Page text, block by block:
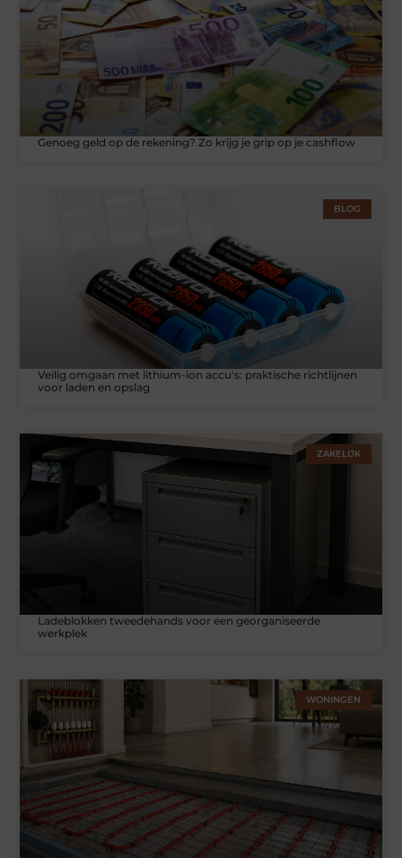
Genoeg geld op de rekening? Zo krijg je grip op je cashflow
BLOG
Veilig omgaan met lithium-ion accu's: praktische richtlijnen
voor laden en opslag
ZAKELIJK
Ladeblokken tweedehands voor een georganiseerde
werkplek
WONINGEN